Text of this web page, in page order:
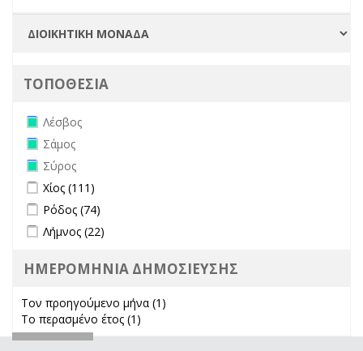
ΤΟΠΟΘΕΣΙΑ
Remove Λέσβος filter
Λέσβος
Remove Σάμος filter
Σάμος
Remove Σύρος filter
Σύρος
Apply Χίος filter
Χίος (111)
Apply Ρόδος filter
Ρόδος (74)
Apply Λήμνος filter
Λήμνος (22)
ΗΜΕΡΟΜΗΝΙΑ ΔΗΜΟΣΙΕΥΣΗΣ
Τον προηγούμενο μήνα (1)
Το περασμένο έτος (1)